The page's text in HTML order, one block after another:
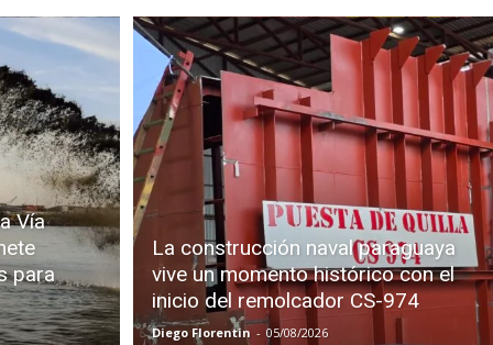
Vía
para
La construcción naval paraguaya
vive un momento histórico con el
inicio del remolcador CS-974
Diego Florentin - 05/08/2026